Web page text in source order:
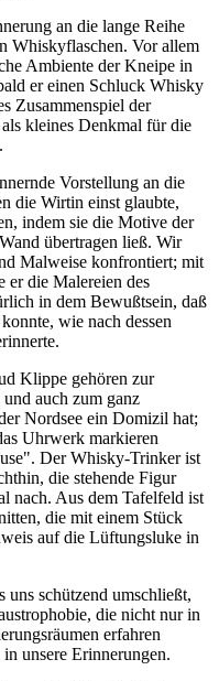
an die lange Reihe
Whiskyflaschen. Vor allem
Ambiente der Kneipe in
er einen Schluck Whisky
Zusammenspiel der
kleines Denkmal für die
Vorstellung an die
die Wirtin einst glaubte,
indem sie die Motive der
übertragen ließ. Wir
Malweise konfrontiert; mit
er die Malereien des
in dem Bewußtsein, daß
wie nach dessen
Klippe gehören zur
auch zum ganz
Nordsee ein Domizil hat;
Uhrwerk markieren
Der Whisky-Trinker ist
die stehende Figur
nach. Aus dem Tafelfeld ist
die mit einem Stück
auf die Lüftungsluke in
uns schützend umschließt,
die nicht nur in
erfahren
unsere Erinnerungen.